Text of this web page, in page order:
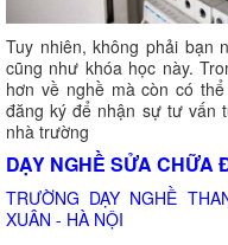
Tuy nhiên, không phải bạn
cũng như khóa học này.
hơn về nghề mà còn có
đăng ký để nhận sự tư vấn
nhà trường
DẠY NGHỀ SỬA CHỮA
TRƯỜNG DẠY NGHỀ
XUÂN - HÀ NỘI